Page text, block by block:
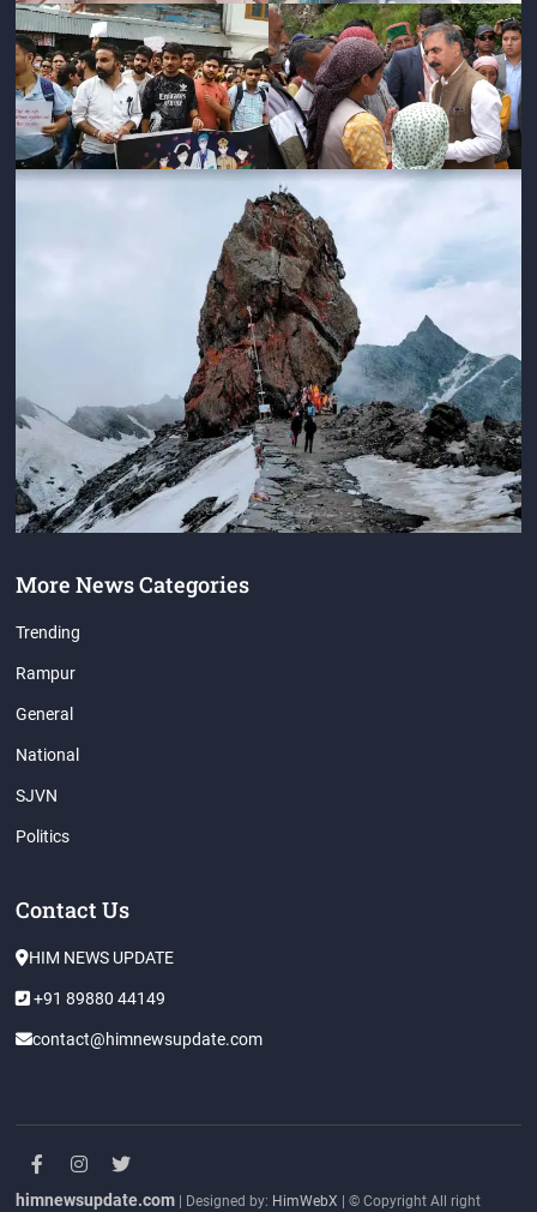
More News Categories
Trending
Rampur
General
National
SJVN
Politics
Contact Us
HIM NEWS UPDATE
+91 89880 44149
contact@himnewsupdate.com
facebook
instagram
twitter
himnewsupdate.com | Designed by: HimWebX | © Copyright All right